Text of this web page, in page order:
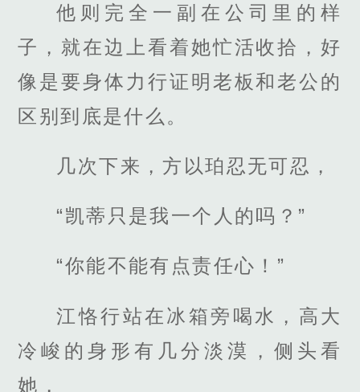
他则完全一副在公司里的样
子，就在边上看着她忙活收拾，好
像是要身体力行证明老板和老公的
区别到底是什么。
几次下来，方以珀忍无可忍，
“凯蒂只是我一个人的吗？”
“你能不能有点责任心！”
江恪行站在冰箱旁喝水，高大
冷峻的身形有几分淡漠，侧头看
她，